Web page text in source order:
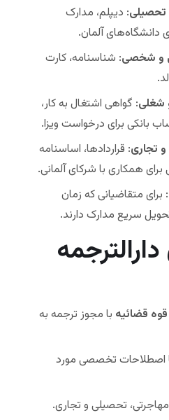
: دیپلم، مدارک
دانشگاه‌های آلمان.
و شخصی: شناسنامه، کارت
شغلی: گواهی اشتغال به کار،
برای درخواست ویزا.
تجاری: قراردادها، اساسنامه
همکاری با شرکای آلمانی.
: برای متقاضیانی که زمان
سریع مدارک دارند.
قضائیه با مجوز ترجمه به
اصطلاحات تخصصی مورد
تحصیلی و تجاری.